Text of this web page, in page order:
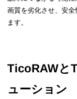
画質を劣化させ、安
ます。
TicoRAWと
ューション